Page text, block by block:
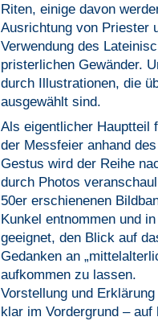
Riten, einige davon
Ausrichtung von Priester
Verwendung des
pristerlichen Gewänder.
durch Illustrationen, die
ausgewählt sind.
Als eigentlicher Hauptteil
der Messfeier anhand
Gestus wird der Reihe
durch Photos
50er erschienenen
Kunkel entnommen und
geeignet, den Blick auf
Gedanken an
aufkommen zu lassen.
Vorstellung und
klar im Vordergrund –